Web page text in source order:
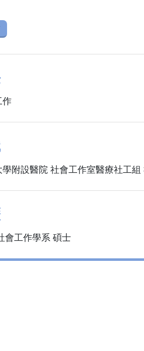
作
學附設醫院 社會工作室醫療社工組
會工作學系 碩士